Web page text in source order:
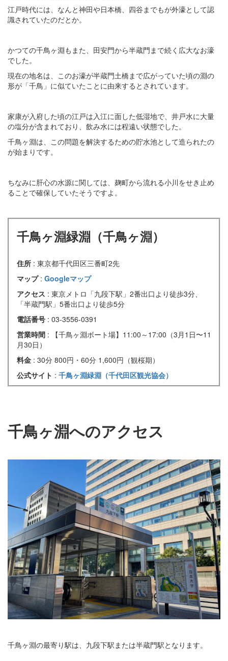
江戸時代には、なんと神田や日本橋、四谷までもが外濠として認
識されていたのだとか。
かつての千鳥ヶ淵もまた、田安門から半蔵門まで続く広大なお濠
でした。
現在の地名は、このお濠が半蔵門土橋まで広がっていた頃の淵の
形が「千鳥」に似ていたことに由来するとされています。
家康が入府した頃の江戸は入江に面した低湿地で、井戸水に大量
の塩分が含まれており、飲み水には程遠い状態でした。
千鳥ヶ淵は、この問題を解決するための貯水池として造られたの
が始まりです。
ちなみに肝心の水源に関しては、麹町から流れる小川をせき止め
ることで確保していたそうですよ。
千鳥ヶ淵緑淵（千鳥ヶ淵）
住所 : 東京都千代田区三番町2先
マップ : Googleマップ
アクセス : 東京メトロ「九段下駅」2番出口より徒歩3分、
「半蔵門駅」5番出口より徒歩5分
電話番号 : 03-3556-0391
営業時間 : 【千鳥ヶ淵ボート場】11:00～17:00（3月1日〜11
月30日）
料金 : 30分 800円・60分 1,600円（観桜期）
公式サイト : 千鳥ヶ淵緑淵（千代田区観光協会）
千鳥ヶ淵へのアクセス
千鳥ヶ淵の最寄り駅は、九段下駅または半蔵門駅となります。